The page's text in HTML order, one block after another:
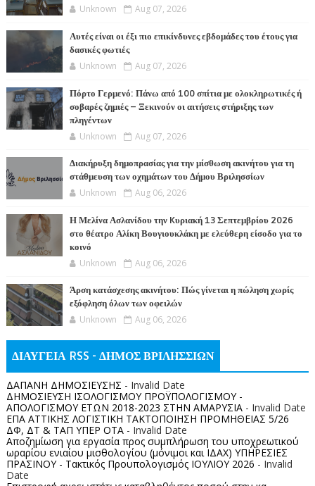
Unknown Aug 07, 2026
Αυτές είναι οι έξι πιο επικίνδυνες εβδομάδες του έτους για
δασικές φωτιές
Unknown Aug 07, 2026
Πόρτο Γερμενό: Πάνω από 100 σπίτια με ολοκληρωτικές ή
σοβαρές ζημιές – Ξεκινούν οι αιτήσεις στήριξης των
πληγέντων
Unknown Aug 07, 2026
Διακήρυξη δημοπρασίας για την μίσθωση ακινήτου για τη
στάθμευση των οχημάτων του Δήμου Βριλησσίων
Unknown Aug 06, 2026
Η Μελίνα Ασλανίδου την Kυριακή 13 Σεπτεμβρίου 2026
στο θέατρο Αλίκη Βουγιουκλάκη με ελεύθερη είσοδο για το
κοινό
Unknown Aug 06, 2026
Άρση κατάσχεσης ακινήτου: Πώς γίνεται η πώληση χωρίς
εξόφληση όλων των οφειλών
Unknown Aug 06, 2026
ΔΙΑΥΓΕΙΑ RSS - ΔΗΜΟΣ ΒΡΙΛΗΣΣΙΩΝ
ΔΑΠΑΝΗ ΔΗΜΟΣΙΕΥΣΗΣ - Invalid Date
ΔΗΜΟΣΙΕΥΣΗ ΙΣΟΛΟΓΙΣΜΟΥ ΠΡΟΫΠΟΛΟΓΙΣΜΟΥ -
ΑΠΟΛΟΓΙΣΜΟΥ ΕΤΩΝ 2018-2023 ΣΤΗΝ ΑΜΑΡΥΣΙΑ- Invalid Date
ΕΠΑ ΑΤΤΙΚΗΣ ΛΟΓΙΣΤΙΚΗ ΤΑΚΤΟΠΟΙΗΣΗ ΠΡΟΜΗΘΕΙΑΣ 5/26
ΔΦ, ΔΤ & ΤΑΠ ΥΠΕΡ ΟΤΑ- Invalid Date
Αποζημίωση για εργασία προς συμπλήρωση του υποχρεωτικού
ωραρίου ενιαίου μισθολογίου (μόνιμοι και ΙΔΑΧ) ΥΠΗΡΕΣΙΕΣ
ΠΡΑΣΙΝΟΥ - Τακτικός Προυπολογισμός ΙΟΥΛΙΟΥ 2026 - Invalid
Date